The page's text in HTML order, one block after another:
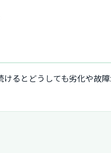
るとどうしても劣化や故障